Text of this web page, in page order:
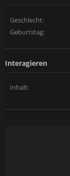
Geschlecht:
Geburtstag:
Interagieren
Inhalt: